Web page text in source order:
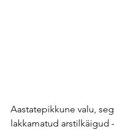
Aastatepikkune valu,
lakkamatud arstilkäigud